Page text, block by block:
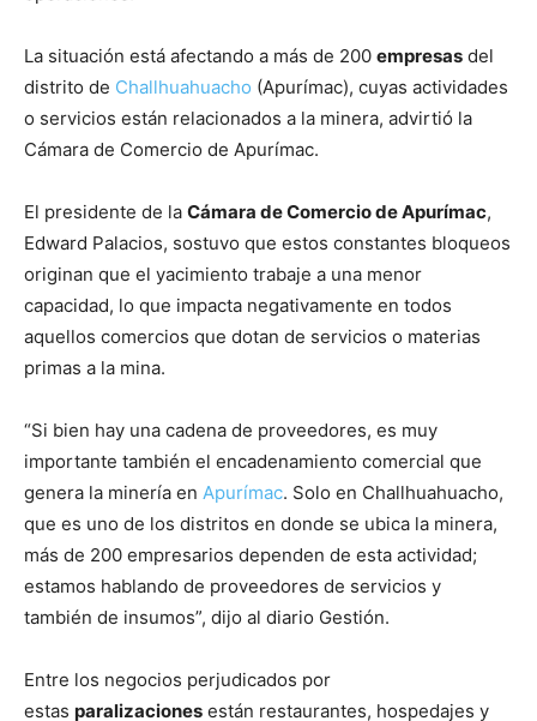
La situación está afectando a más de 200 empresas del
distrito de Challhuahuacho (Apurímac), cuyas actividades
o servicios están relacionados a la minera, advirtió la
Cámara de Comercio de Apurímac.
El presidente de la Cámara de Comercio de Apurímac,
Edward Palacios, sostuvo que estos constantes bloqueos
originan que el yacimiento trabaje a una menor
capacidad, lo que impacta negativamente en todos
aquellos comercios que dotan de servicios o materias
primas a la mina.
“Si bien hay una cadena de proveedores, es muy
importante también el encadenamiento comercial que
genera la minería en Apurímac. Solo en Challhuahuacho,
que es uno de los distritos en donde se ubica la minera,
más de 200 empresarios dependen de esta actividad;
estamos hablando de proveedores de servicios y
también de insumos”, dijo al diario Gestión.
Entre los negocios perjudicados por
estas paralizaciones están restaurantes, hospedajes y